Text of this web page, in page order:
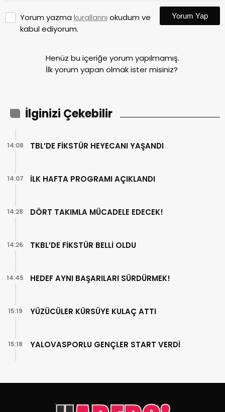
Yorum yazma kurallarını okudum ve
kabul ediyorum.
Yorum Yap
Henüz bu içeriğe yorum yapılmamış.
İlk yorum yapan olmak ister misiniz?
İlginizi Çekebilir
TBL’DE FİKSTÜR HEYECANI YAŞANDI
14:08
İLK HAFTA PROGRAMI AÇIKLANDI
14:07
DÖRT TAKIMLA MÜCADELE EDECEK!
14:28
TKBL’DE FİKSTÜR BELLİ OLDU
14:26
HEDEF AYNI BAŞARILARI SÜRDÜRMEK!
14:45
YÜZÜCÜLER KÜRSÜYE KULAÇ ATTI
15:19
YALOVASPORLU GENÇLER START VERDİ
15:18